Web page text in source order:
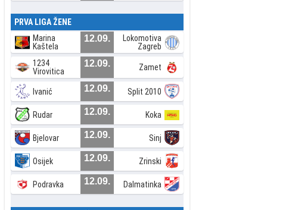
PRVA LIGA ŽENE
Marina
Kaštela
12.09.
Lokomotiva
Zagreb
1234
Virovitica
12.09. Zamet
Ivanić 12.09. Split 2010
Rudar 12.09. Koka
Bjelovar 12.09. Sinj
Osijek 12.09. Zrinski
Podravka 12.09. Dalmatinka